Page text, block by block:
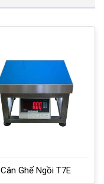
Cân Ghế Ngồi T7E